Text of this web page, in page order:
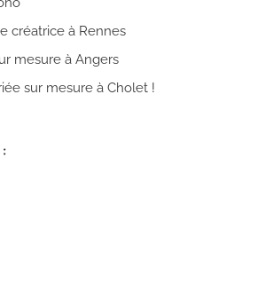
créatrice à Rennes
mesure à Angers
sur mesure à Cholet !